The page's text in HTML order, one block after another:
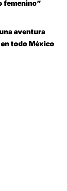
femenino”
aventura
todo México